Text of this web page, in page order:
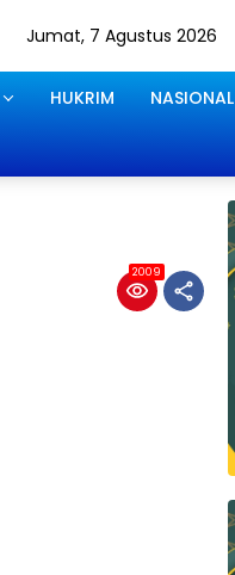
Jumat, 7 Agustus 2026
HUKRIM NASIONAL
2009